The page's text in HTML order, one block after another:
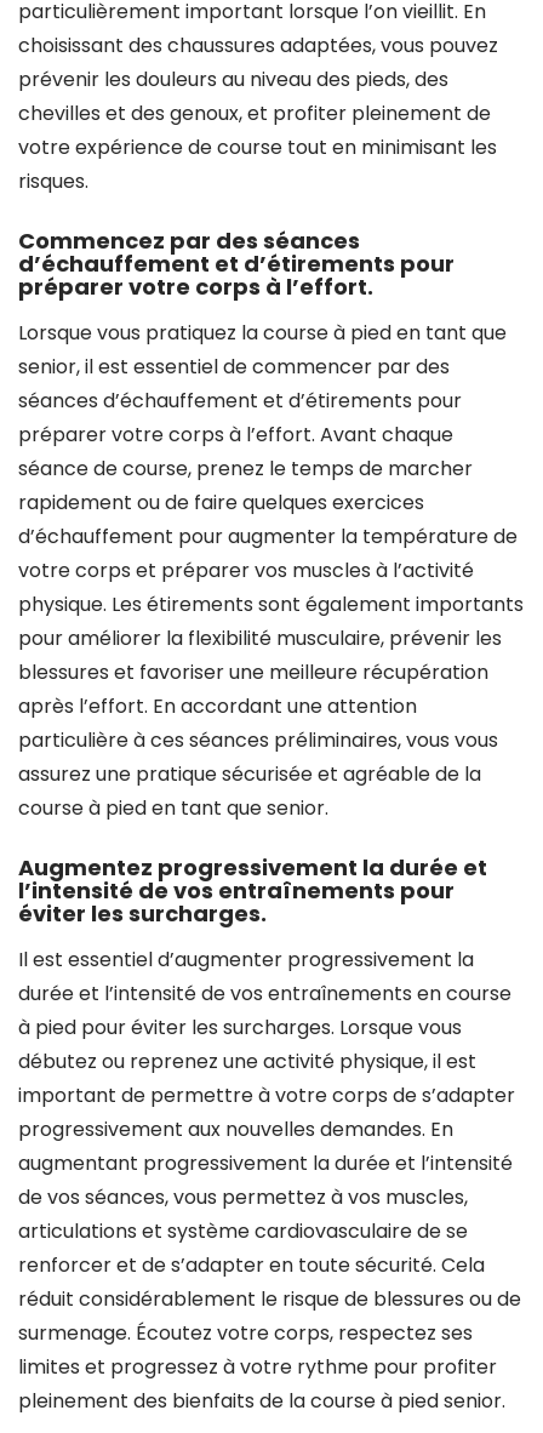
particulièrement important lorsque l’on vieillit. En
choisissant des chaussures adaptées, vous pouvez
prévenir les douleurs au niveau des pieds, des
chevilles et des genoux, et profiter pleinement de
votre expérience de course tout en minimisant les
risques.
Commencez par des séances
d’échauffement et d’étirements pour
préparer votre corps à l’effort.
Lorsque vous pratiquez la course à pied en tant que
senior, il est essentiel de commencer par des
séances d’échauffement et d’étirements pour
préparer votre corps à l’effort. Avant chaque
séance de course, prenez le temps de marcher
rapidement ou de faire quelques exercices
d’échauffement pour augmenter la température de
votre corps et préparer vos muscles à l’activité
physique. Les étirements sont également importants
pour améliorer la flexibilité musculaire, prévenir les
blessures et favoriser une meilleure récupération
après l’effort. En accordant une attention
particulière à ces séances préliminaires, vous vous
assurez une pratique sécurisée et agréable de la
course à pied en tant que senior.
Augmentez progressivement la durée et
l’intensité de vos entraînements pour
éviter les surcharges.
Il est essentiel d’augmenter progressivement la
durée et l’intensité de vos entraînements en course
à pied pour éviter les surcharges. Lorsque vous
débutez ou reprenez une activité physique, il est
important de permettre à votre corps de s’adapter
progressivement aux nouvelles demandes. En
augmentant progressivement la durée et l’intensité
de vos séances, vous permettez à vos muscles,
articulations et système cardiovasculaire de se
renforcer et de s’adapter en toute sécurité. Cela
réduit considérablement le risque de blessures ou de
surmenage. Écoutez votre corps, respectez ses
limites et progressez à votre rythme pour profiter
pleinement des bienfaits de la course à pied senior.